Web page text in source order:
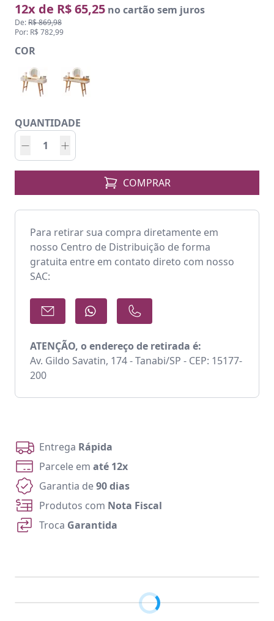
12x de R$ 65,25 no cartão sem juros
De:R$ 869,98
Por: R$ 782,99
COR
QUANTIDADE
COMPRAR
Para retirar sua compra diretamente em
nosso Centro de Distribuição de forma
gratuita entre em contato direto com nosso
SAC:
ATENÇÃO, o endereço de retirada é:
Av. Gildo Savatin, 174 - Tanabi/SP - CEP: 15177-
200
Entrega Rápida
Parcele em até 12x
Garantia de90 dias
Produtos com Nota Fiscal
Troca Garantida